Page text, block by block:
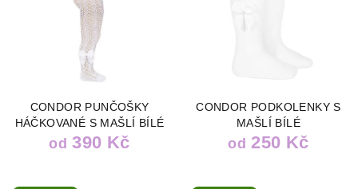
CONDOR PUNČOŠKY
HÁČKOVANÉ S MAŠLÍ BÍLÉ
od 390 Kč
CONDOR PODKOLENKY S
MAŠLÍ BÍLÉ
od 250 Kč